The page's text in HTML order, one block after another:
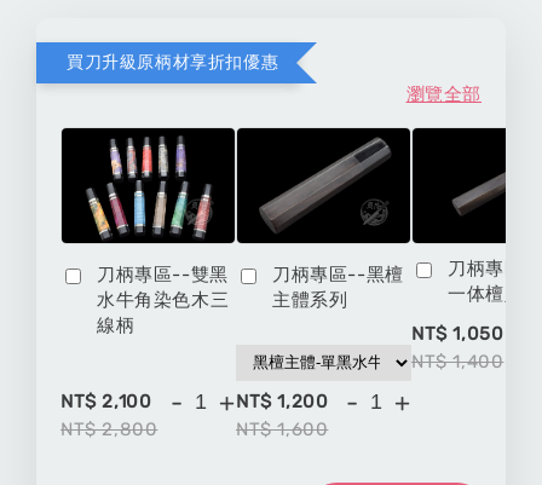
買刀升級原柄材享折扣優惠
瀏覽全部
刀柄專區--雙黑
水牛角染色木三
線柄
NT$ 2,100
NT$ 2,800
- +
刀柄專區--黑檀
主體系列
NT$ 1,200
NT$ 1,600
- +
刀柄專區
一体檀八
NT$ 1,050
NT$ 1,400